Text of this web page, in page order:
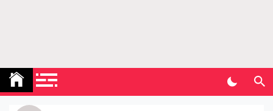
Kunda Vahini – ಕುಂದ ವಾಹಿನಿ